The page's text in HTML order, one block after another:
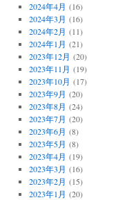
2024年4月 (16)
2024年3月 (16)
2024年2月 (11)
2024年1月 (21)
2023年12月 (20)
2023年11月 (19)
2023年10月 (17)
2023年9月 (20)
2023年8月 (24)
2023年7月 (20)
2023年6月 (8)
2023年5月 (8)
2023年4月 (19)
2023年3月 (16)
2023年2月 (15)
2023年1月 (20)